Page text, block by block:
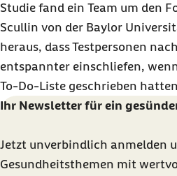
Studie fand ein Team um den
Scullin von der Baylor
heraus, dass Testpersonen
entspannter einschliefen,
To-Do-Liste geschrieben
Ihr Newsletter für ein
Jetzt unverbindlich anmelden
Gesundheitsthemen mit